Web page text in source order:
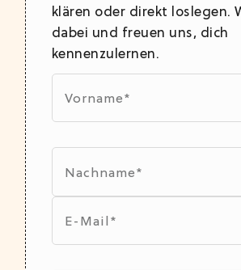
klären oder direkt loslegen.
dabei und freuen uns, dich
kennenzulernen.